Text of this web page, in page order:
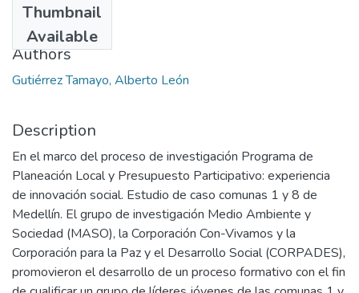
Thumbnail
Available
2014
Authors
Gutiérrez Tamayo, Alberto León
Description
En el marco del proceso de investigación Programa de
Planeación Local y Presupuesto Participativo: experiencia
de innovación social. Estudio de caso comunas 1 y 8 de
Medellín. El grupo de investigación Medio Ambiente y
Sociedad (MASO), la Corporación Con-Vivamos y la
Corporación para la Paz y el Desarrollo Social (CORPADES),
promovieron el desarrollo de un proceso formativo con el fin